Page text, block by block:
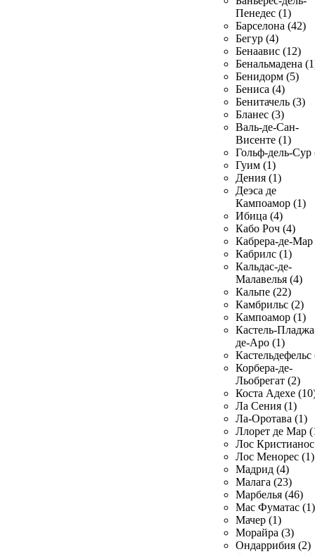
Пенедес (1)
Барселона (42)
Бегур (4)
Бенаавис (12)
Бенальмадена
Бенидорм (5)
Бениса (4)
Бенитачель (3)
Бланес (3)
Валь-де-Сан-
Висенте (1)
Гольф-дель-Сур
Гуим (1)
Дения (1)
Деэса де
Кампоамор (1)
Ибица (4)
Кабо Роч (4)
Кабрера-де-Мар
Кабрилс (1)
Кальдас-де-
Малавелья (4)
Кальпе (22)
Камбрильс (2)
Кампоамор (1)
Кастель-
де-Аро (1)
Кастельдефельс
Корбера-де-
Льобрегат (2)
Коста Адехе
Ла Сения (1)
Ла-Оротава (1)
Ллорет де Мар
Лос
Лос Менорес (1)
Мадрид (4)
Малага (23)
Марбелья (46)
Мас Фуматас (1)
Мачер (1)
Морайра (3)
Ондаррибия (2)